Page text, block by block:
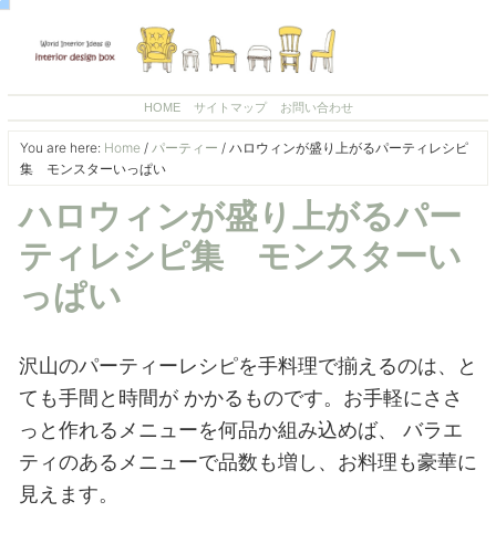
HOME サイトマップ お問い合わせ
You are here: Home / パーティー /ハロウィンが盛り上がるパーティレシピ
集 モンスターいっぱい
ハロウィンが盛り上がるパー
ティレシピ集 モンスターい
っぱい
沢山のパーティーレシピを手料理で揃えるのは、と
ても手間と時間がかかるものです。お手軽にささ
っと作れるメニューを何品か組み込めば、
バラエ
ティのあるメニューで品数も増し、お料理も豪華に
見えます。